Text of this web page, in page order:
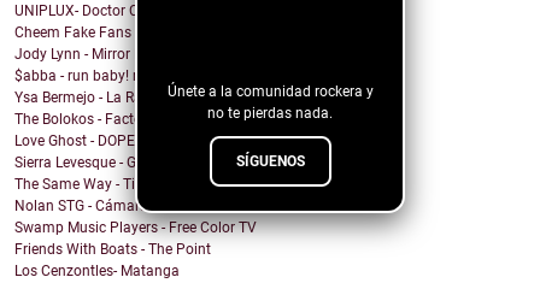
Únete a la comunidad rockera y
no te pierdas nada.
SÍGUENOS
UNIPLUX- Doctor Carlitos
Cheem Fake Fans
Jody Lynn - Mirror Mirror
$abba - run baby! run baby!
Ysa Bermejo - La Razón
The Bolokos - Factory
Love Ghost - DOPEMAN
Sierra Levesque - GET OFF MY STAGE
The Same Way - Time On Loan
Nolan STG - Cámara Lenta
Swamp Music Players - Free Color TV
Friends With Boats - The Point
Los Cenzontles- Matanga